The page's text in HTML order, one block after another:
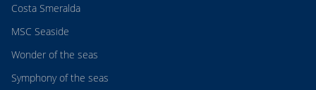
Costa Smeralda
MSC Seaside
Wonder of the seas
Symphony of the seas